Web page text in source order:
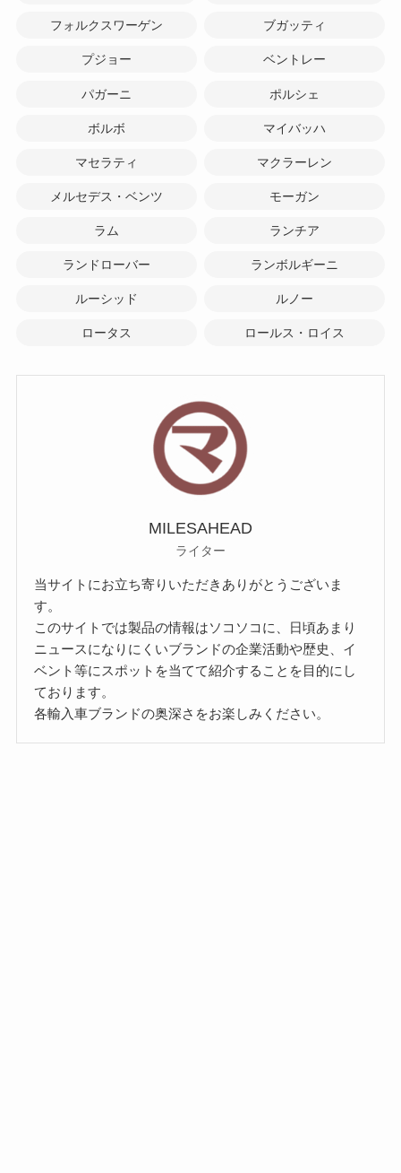
フォルクスワーゲン ブガッティ
プジョー ベントレー
パガーニ ポルシェ
ボルボ マイバッハ
マセラティ マクラーレン
メルセデス・ベンツ モーガン
ラム ランチア
ランドローバー ランボルギーニ
ルーシッド ルノー
ロータス ロールス・ロイス
MILESAHEAD
ライター
当サイトにお立ち寄りいただきありがとうございま
す。
このサイトでは製品の情報はソコソコに、日頃あまり
ニュースになりにくいブランドの企業活動や歴史、イ
ベント等にスポットを当てて紹介することを目的にし
ております。
各輸入車ブランドの奥深さをお楽しみください。